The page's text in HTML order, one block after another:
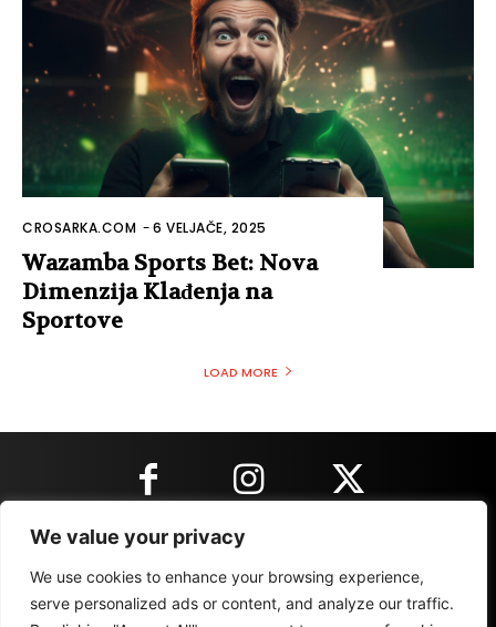
We value your privacy
We use cookies to enhance your browsing experience,
serve personalized ads or content, and analyze our traffic.
CROSARKA.COM -6 VELJAČE, 2025
Wazamba Sports Bet: Nova
Dimenzija Klađenja na
Sportove
LOAD MORE
KONTAKT INFORMACIJE